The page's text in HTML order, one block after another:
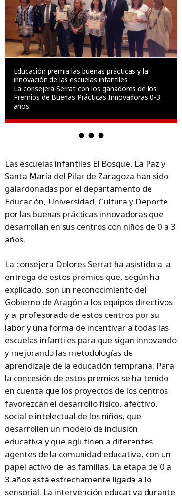
Educación premia las buenas prácticas y la
innovación de las escuelas infantiles
La consejera Serrat con los ganadores de los
Premios de Buenas Prácticas Innovadoras 0-3
años
Las escuelas infantiles El Bosque, La Paz y
Santa María del Pilar de Zaragoza han sido
galardonadas por el departamento de
Educación, Universidad, Cultura y Deporte
por las buenas prácticas innovadoras que
desarrollan en sus centros con niños de 0 a 3
años.
La consejera Dolores Serrat ha asistido a la
entrega de estos premios que, según ha
explicado, son un reconocimiento del
Gobierno de Aragón a los equipos directivos
y al profesorado de estos centros por su
labor y una forma de incentivar a todas las
escuelas infantiles para que sigan innovando
y mejorando las metodologías de
aprendizaje de la educación temprana. Para
la concesión de estos premios se ha tenido
en cuenta que los proyectos de los centros
favorezcan el desarrollo físico, afectivo,
social e intelectual de los niños, que
desarrollen un modelo de inclusión
educativa y que aglutinen a diferentes
agentes de la comunidad educativa, con un
papel activo de las familias. La etapa de 0 a
3 años está estrechamente ligada a lo
sensorial. La intervención educativa durante